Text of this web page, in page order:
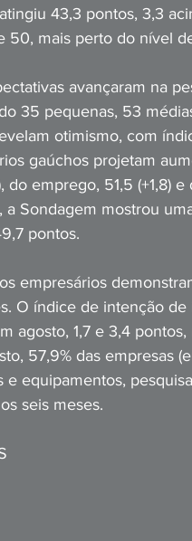
43,3 pontos, 3,3
50, mais perto do nível
avançaram na
35 pequenas, 53
otimismo, com
gaúchos projetam
do emprego, 51,5 (+1,8)
a Sondagem mostrou
pontos.
empresários
O índice de intenção
agosto, 1,7 e 3,4
57,9% das empresas
e equipamentos,
seis meses.